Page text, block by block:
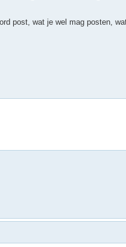
post, wat je wel mag posten,